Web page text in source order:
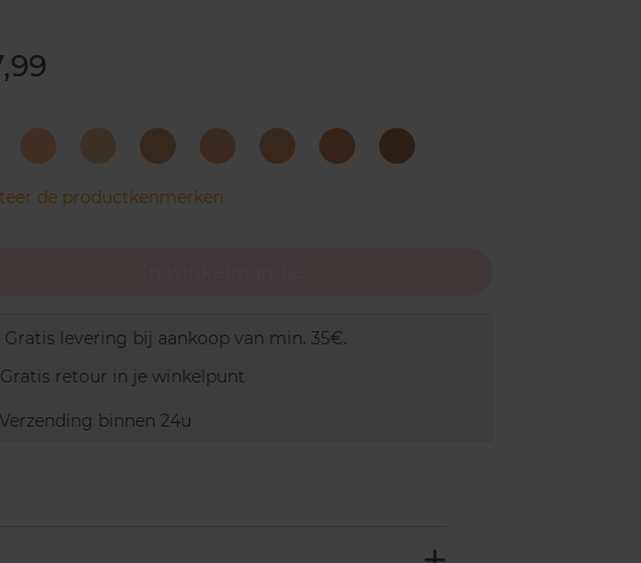
05
-
IVORY
06
-
VANILLA
10
-
LIGHT
15
-
20
-
25
-
42
-
de productkenmerken
levering bij aankoop van min. 35€.
retour in je winkelpunt
Verzending binnen 24u